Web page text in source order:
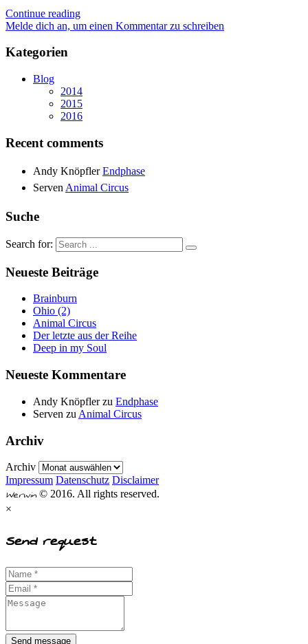
Continue reading
Melde dich an, um einen Kommentar zu schreiben
Kategorien
Blog
2014
2015
2016
Recent comments
Andy KnöpflerEndphase
Serven Animal Circus
Suche
Search for:
Neueste Beiträge
Brainburn
Ohio (2)
Animal Circus
Der letzte aus der Reihe
Deep in my Soul
Neueste Kommentare
Andy Knöpflerzu Endphase
Serven zu Animal Circus
Archiv
Archiv
Impressum Datenschutz Disclaimer
Werwin© 2016. All rights reserved.
×
Send request
Send message